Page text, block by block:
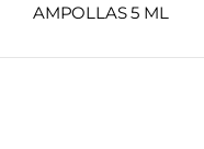
AMPOLLAS 5 ML